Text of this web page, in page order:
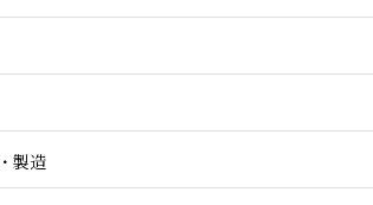
製造